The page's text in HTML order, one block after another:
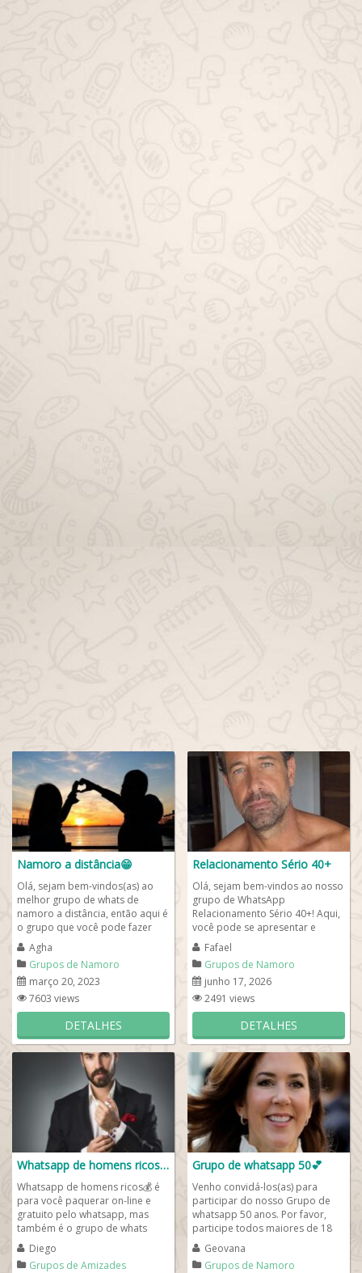
Namoro a distância😁
Olá, sejam bem-vindos(as) ao
melhor grupo de whats de
namoro a distância, então aqui é
o grupo que você pode fazer
amizades online e pode também
encontrar...
Agha
Grupos de Namoro
março 20, 2023
7603 views
DETALHES
Relacionamento Sério 40+
Olá, sejam bem-vindos ao nosso
grupo de WhatsApp
Relacionamento Sério 40+! Aqui,
você pode se apresentar e
conhecer pessoas maduras,
solteiras e...
Fafael
Grupos de Namoro
junho 17, 2026
2491 views
DETALHES
Whatsapp de homens ricos💰
Whatsapp de homens ricos💰 é
para você paquerar on-line e
gratuito pelo whatsapp, mas
também é o grupo de whats
para fazer novos amigos com
homens ricos....
Diego
Grupos de Amizades
Grupo de whatsapp 50💕
Venho convidá-los(as) para
participar do nosso Grupo de
whatsapp 50 anos. Por favor,
participe todos maiores de 18
anos solteiros que querem um
namoro na...
Geovana
Grupos de Namoro